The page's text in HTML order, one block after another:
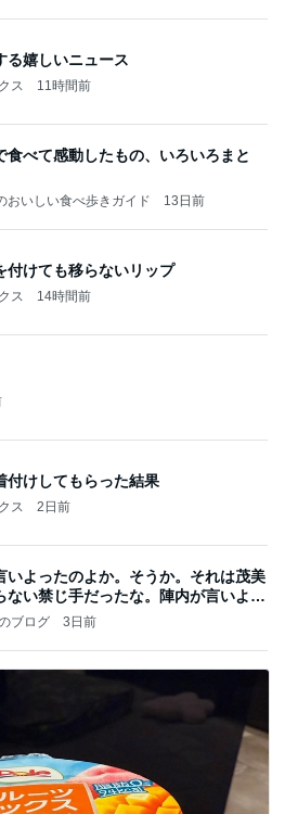
る嬉しいニュース
ス 11時間前
食べて感動したもの、いろいろまと
おいしい食べ歩きガイド 13日前
付けても移らないリップ
ス 14時間前
付けしてもらった結果
ス 2日前
いよったのよか。そうか。それは茂美
ない禁じ手だったな。陣内が言いよる
ブログ 3日前